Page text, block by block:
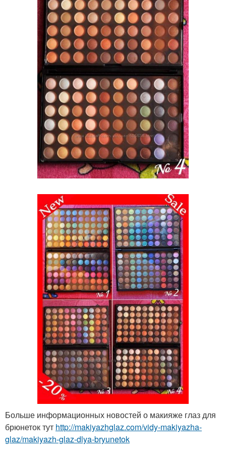
Больше информационных новостей о макияже глаз для
брюнеток тут http://makiyazhglaz.com/vidy-makiyazha-
glaz/makiyazh-glaz-dlya-bryunetok